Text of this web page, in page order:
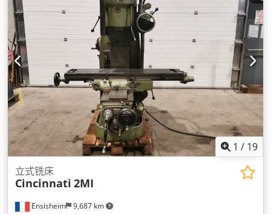
1 / 19
Ensisheim 9,687 km
立式铣床
Cincinnati 2MI